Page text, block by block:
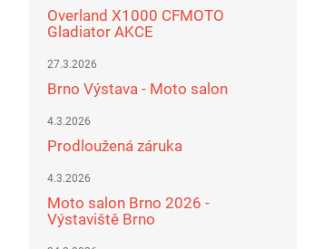
Overland X1000 CFMOTO
Gladiator AKCE
27.3.2026
Brno Výstava - Moto salon
4.3.2026
Prodloužená záruka
4.3.2026
Moto salon Brno 2026 -
Výstaviště Brno